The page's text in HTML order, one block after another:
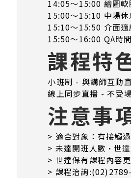
14:05～15:00 繪圖
15:00～15:10 中場休
15:10～15:50 介面適
15:50～16:00 QA時間
課程特
小班制 - 與講師互動
線上同步直播 - 不受
注意事
> 適合對象：有接觸
> 未達開班人數·世
> 世達保有課程內容
> 課程治詢